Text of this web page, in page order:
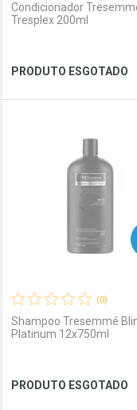
Ver Desconto
Condicionador
Tresplex 200ml
PRODUTO ESGOTADO
Laboratório
Ver Desconto
Por Menos
(0)
Shampoo Tresemmé
Platinum 12x750ml
PRODUTO ESGOTADO
AVISE-ME